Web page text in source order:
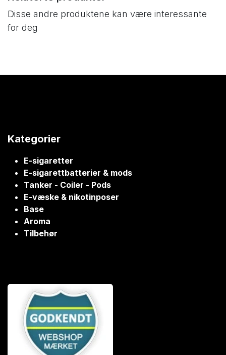
Disse andre produktene kan være interessante
for deg
Kategorier
E-sigaretter
E-sigarettbatterier & mods
Tanker - Coiler - Pods
E-væske & nikotinposer
Base
Aroma
Tilbehør